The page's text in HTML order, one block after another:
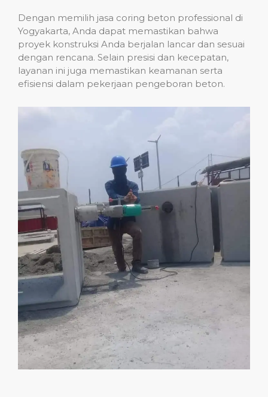
Dengan memilih jasa coring beton professional di
Yogyakarta, Anda dapat memastikan bahwa
proyek konstruksi Anda berjalan lancar dan sesuai
dengan rencana. Selain presisi dan kecepatan,
layanan ini juga memastikan keamanan serta
efisiensi dalam pekerjaan pengeboran beton.